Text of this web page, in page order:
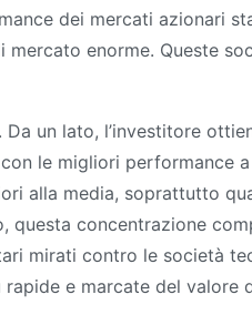
dei mercati azionari
enorme. Queste
un lato, l’investitore
le migliori performance
alla media, soprattutto
concentrazione
mirati contro le società
e marcate del